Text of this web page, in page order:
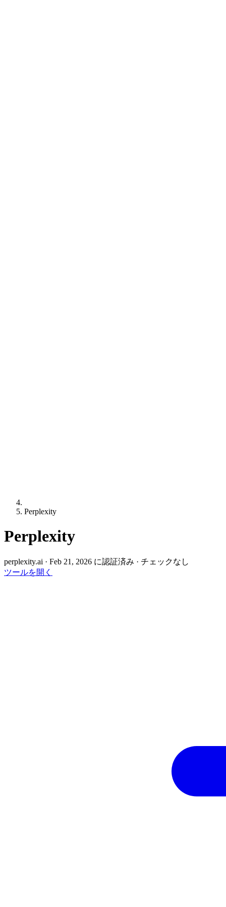
Perplexity
Perplexity
perplexity.ai · Feb 21, 2026 に認証済み · チェックなし
ツールを開く